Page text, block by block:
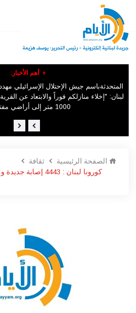
أهم الأخبار:
المتحدثةباسم جيش الإحتلال الإسرائيلي
لبنان: "إخلاء منازلكم فوراً والابتعاد عن
1000 متر إلى أراضي مفتوحة".
الصفحة الرئيسية
ثقافة